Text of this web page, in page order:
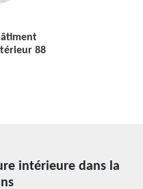
88
intérieure dans la